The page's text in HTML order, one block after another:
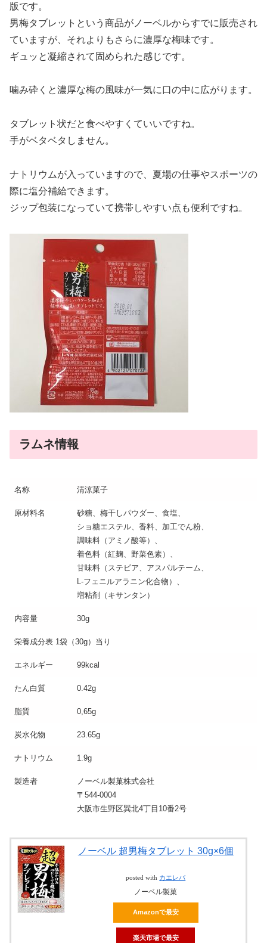
版です。
男梅タブレットという商品がノーベルからすでに販売され
ていますが、それよりもさらに濃厚な梅味です。
ギュッと凝縮されて固められた感じです。
噛み砕くと濃厚な梅の風味が一気に口の中に広がります。
タブレット状だと食べやすくていいですね。
手がベタベタしません。
ナトリウムが入っていますので、夏場の仕事やスポーツの
際に塩分補給できます。
ジップ包装になっていて携帯しやすい点も便利ですね。
ラムネ情報
名称 清涼菓子
原材料名
砂糖、梅干しパウダー、食塩、
ショ糖エステル、香料、加工でん粉、
調味料（アミノ酸等）、
着色料（紅麹、野菜色素）、
甘味料（ステビア、アスパルテーム、
L-フェニルアラニン化合物）、
増粘剤（キサンタン）
内容量 30g
栄養成分表 1袋（30g）当り
エネルギー 99kcal
たん白質 0.42g
脂質 0,65g
炭水化物 23.65g
ナトリウム 1.9g
製造者
ノーベル製菓株式会社
〒544-0004
大阪市生野区巽北4丁目10番2号
ノーベル 超男梅タブレット 30g×6個
posted with カエレバ
ノーベル製菓
Amazonで最安
楽天市場で最安